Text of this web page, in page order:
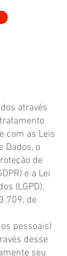
através
com as Leis
Dados, o
de
e a Lei
(LGPD),
de
pessoais)
desse
seu